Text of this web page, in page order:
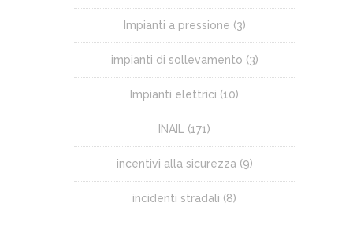
Impianti a pressione (3)
impianti di sollevamento (3)
Impianti elettrici (10)
INAIL (171)
incentivi alla sicurezza (9)
incidenti stradali (8)